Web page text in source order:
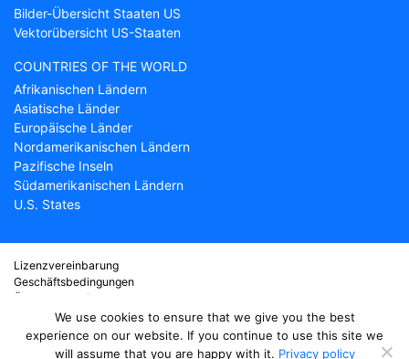
Bilder-Übersicht Staaten US
Vektorübersicht US-Staaten
COUNTRIES OF THE WORLD
Afrikanischen Ländern
Asiatische Länder
Europäische Länder
Nordamerikanischen Ländern
Pazifische Inseln
Südamerikanischen Ländern
U.S. States
Lizenzvereinbarung
Geschäftsbedingungen
Über Countryflags.com
Haftungsausschluss
Datenschutzerklärung
We use cookies to ensure that we give you the best
experience on our website. If you continue to use this site we
will assume that you are happy with it. Privacy policy